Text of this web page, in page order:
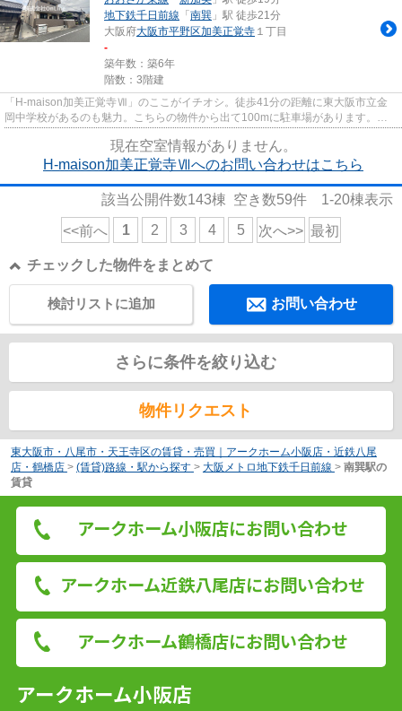
地下鉄千日前線 「南巽 」駅 徒歩21分
大阪府大阪市平野区加美正覚寺 １丁目
-
築年数：築6年
階数：3階建
「H-maison加美正覚寺Ⅶ」のここがイチオシ。徒歩41分の距離に東大阪市立金
岡中学校があるのも魅力。こちらの物件から出て100mに駐車場があります。築6
年でしっかりとした作りが特徴の...
現在空室情報がありません。
H-maison加美正覚寺Ⅶへのお問い合わせはこちら
該当公開件数143棟 空き数59件 1-20棟表示
<<前へ 1 2 3 4 5 次へ>> 最初
チェックした物件をまとめて
お問い合わせ
検討リストに追加
さらに条件を絞り込む
物件リクエスト
東大阪市・八尾市・天王寺区の賃貸・売買｜アークホーム小阪店・近鉄八尾
店・鶴橋店 > (賃貸)路線・駅から探す > 大阪メトロ地下鉄千日前線 > 南巽駅の
賃貸
アークホーム小阪店にお問い合わせ
アークホーム近鉄八尾店にお問い合わせ
アークホーム鶴橋店にお問い合わせ
アークホーム小阪店